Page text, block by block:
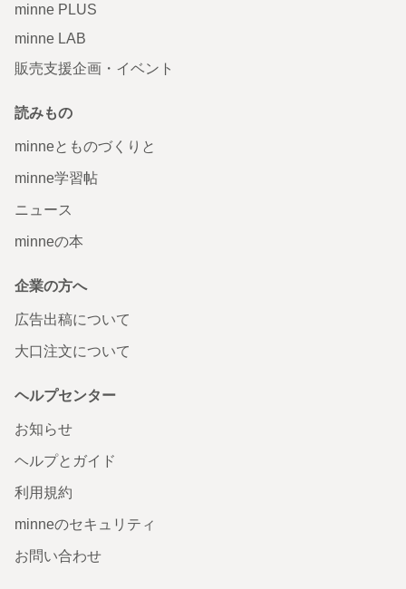
minne PLUS
minne LAB
販売支援企画・イベント
読みもの
minneとものづくりと
minne学習帖
ニュース
minneの本
企業の方へ
広告出稿について
大口注文について
ヘルプセンター
お知らせ
ヘルプとガイド
利用規約
minneのセキュリティ
お問い合わせ